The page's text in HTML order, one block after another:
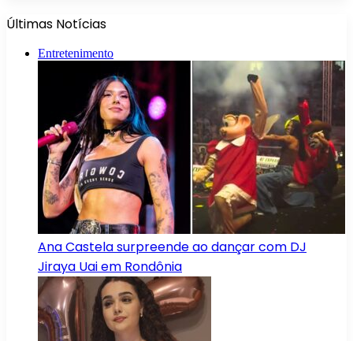
Últimas Notícias
Entretenimento
Ana Castela surpreende ao dançar com DJ
Jiraya Uai em Rondônia